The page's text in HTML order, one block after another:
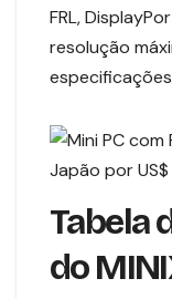
FRL,
resolução
Tabela
do